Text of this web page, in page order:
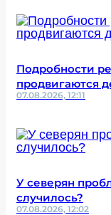
Подробности
продвигаются
07.08.2026, 12:11
У северян
случилось?
07.08.2026, 12:02